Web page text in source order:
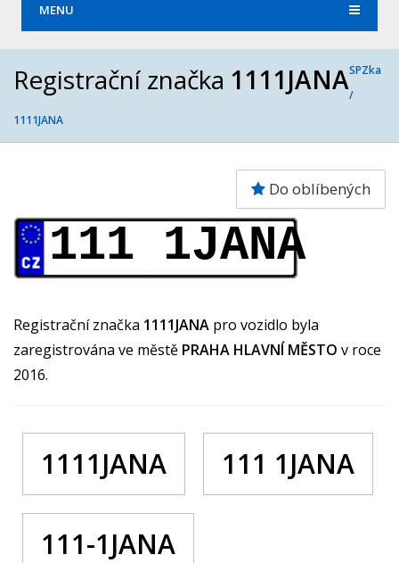
MENU
Registrační značka 1111JANASPZka
/
1111JANA
Do oblíbených
111 1JANA
Registrační značka 1111JANA pro vozidlo byla
zaregistrována ve městě PRAHA HLAVNÍ MĚSTO v roce
2016.
1111JANA 111 1JANA
111-1JANA